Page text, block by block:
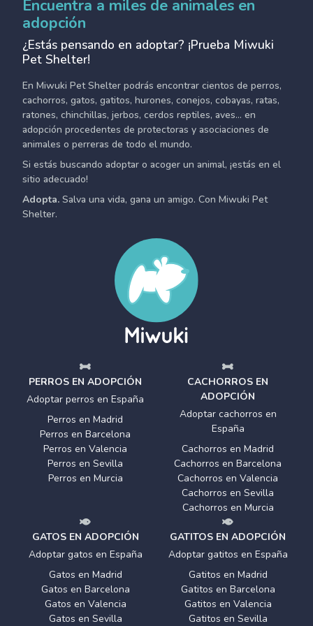
Encuentra a miles de animales en
adopción
¿Estás pensando en adoptar? ¡Prueba Miwuki
Pet Shelter!
En Miwuki Pet Shelter podrás encontrar cientos de perros,
cachorros, gatos, gatitos, hurones, conejos, cobayas, ratas,
ratones, chinchillas, jerbos, cerdos reptiles, aves... en
adopción procedentes de protectoras y asociaciones de
animales o perreras de todo el mundo.
Si estás buscando adoptar o acoger un animal, ¡estás en el
sitio adecuado!
Adopta. Salva una vida, gana un amigo. Con Miwuki Pet
Shelter.
PERROS EN ADOPCIÓN
Adoptar perros en España
Perros en Madrid
Perros en Barcelona
Perros en Valencia
Perros en Sevilla
Perros en Murcia
CACHORROS EN
ADOPCIÓN
Adoptar cachorros en
España
Cachorros en Madrid
Cachorros en Barcelona
Cachorros en Valencia
Cachorros en Sevilla
Cachorros en Murcia
GATOS EN ADOPCIÓN
Adoptar gatos en España
Gatos en Madrid
Gatos en Barcelona
Gatos en Valencia
Gatos en Sevilla
GATITOS EN ADOPCIÓN
Adoptar gatitos en España
Gatitos en Madrid
Gatitos en Barcelona
Gatitos en Valencia
Gatitos en Sevilla